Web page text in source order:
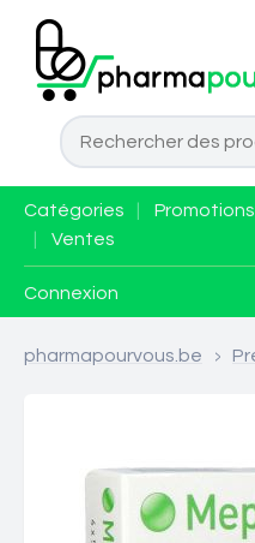
Catégories Promotions
Ventes
Connexion
pharmapourvous.be >